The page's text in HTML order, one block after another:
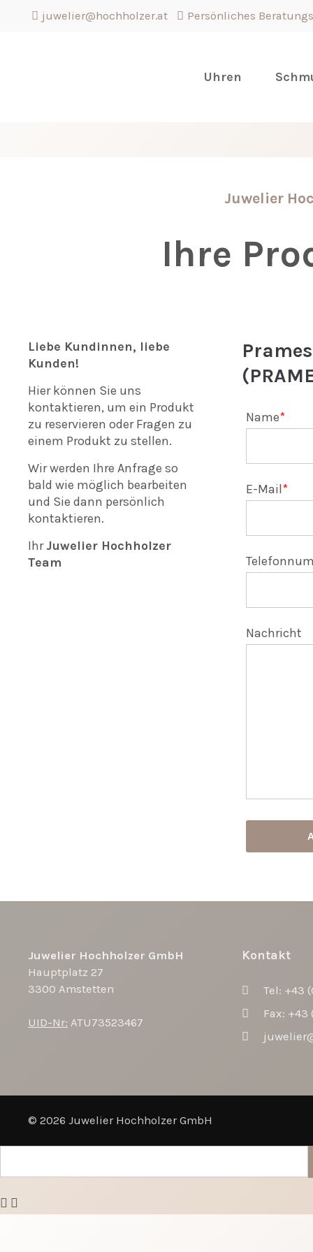
Lorem ipsum dolor sit
24h
(GMT +1)
juwelier@hochholzer.at Persönliches
Uhren
Juwelier
Ihre
Liebe Kundinnen, liebe
Kunden!
Hier können Sie uns
kontaktieren, um ein Produkt
zu reservieren oder Fragen zu
einem Produkt zu stellen.
Wir werden Ihre Anfrage so
bald wie möglich bearbeiten
und Sie dann persönlich
kontaktieren.
IhrJuwelier Hochholzer
Team
Name*
E-Mail*
Nachricht
Juwelier Hochholzer GmbH
Hauptplatz 27
3300 Amstetten
UID-Nr: ATU73523467
Kontakt
Tel: +43
Fax: +43
© 2026 Juwelier Hochholzer GmbH